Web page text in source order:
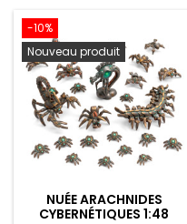
-10%
Nouveau produit
NUÉE ARACHNIDES
CYBERNÉTIQUES 1:48